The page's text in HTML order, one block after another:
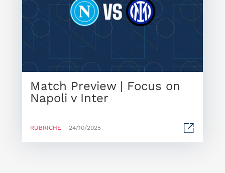
Match Preview | Focus on
Napoli v Inter
RUBRICHE | 24/10/2025